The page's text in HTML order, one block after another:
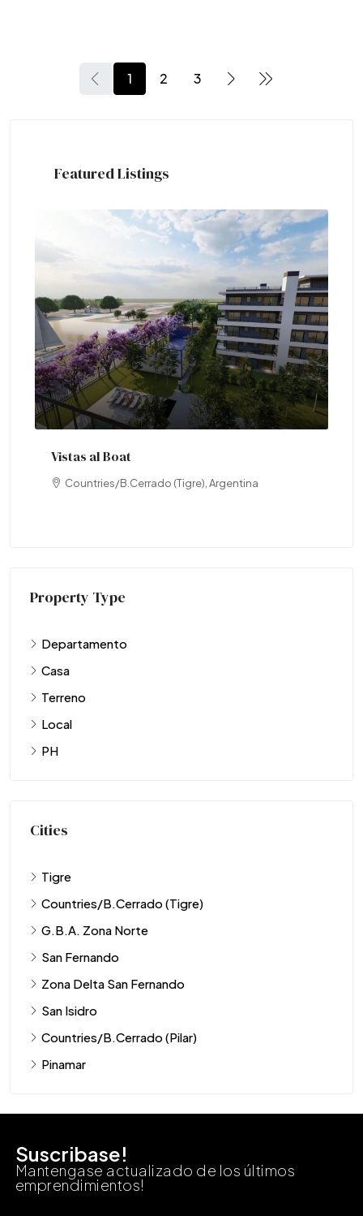
1 2 3
Featured Listings
Vistas al Boat
Countries/B.Cerrado (Tigre), Argentina
Property Type
Departamento
Casa
Terreno
Local
PH
Cities
Tigre
Countries/B.Cerrado (Tigre)
G.B.A. Zona Norte
San Fernando
Zona Delta San Fernando
San Isidro
Countries/B.Cerrado (Pilar)
Pinamar
Suscribase!
Mantengase actualizado de los últimos
emprendimientos!